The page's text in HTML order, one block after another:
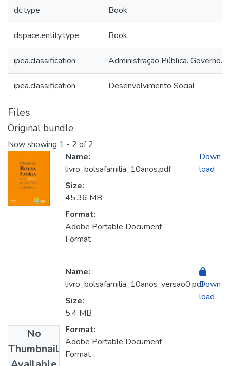
dc.type Book
dspace.entity.type Book
ipea.classification Administração Pública. Governo.
ipea.classification Desenvolvimento Social
Files
Original bundle
Now showing 1 - 2 of 2
Name:
livro_bolsafamilia_10anos.pdf
Size:
45.36 MB
Format:
Adobe Portable Document
Format
Down
load
No
Thumbnail
Name:
livro_bolsafamilia_10anos_versao0.pdf
Size:
5.4 MB
Format:
Adobe Portable Document
Format
Down
load